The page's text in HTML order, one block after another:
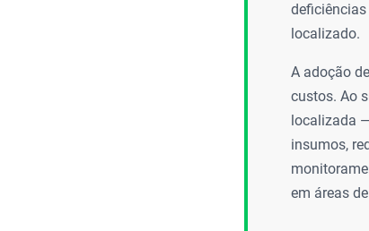
localizado.
A adoção
custos. Ao
localizada
insumos,
em áreas